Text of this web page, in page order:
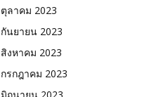
ตุลาคม 2023
กันยายน 2023
สิงหาคม 2023
กรกฎาคม 2023